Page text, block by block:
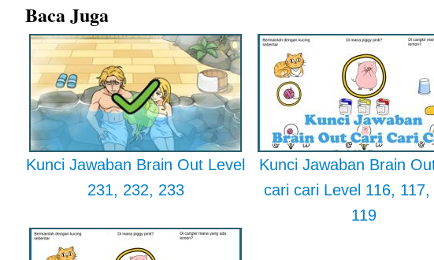
Baca Juga
Kunci Jawaban Brain Out Level
231, 232, 233
Kunci Jawaban Brain
cari cari Level 116, 117,
119